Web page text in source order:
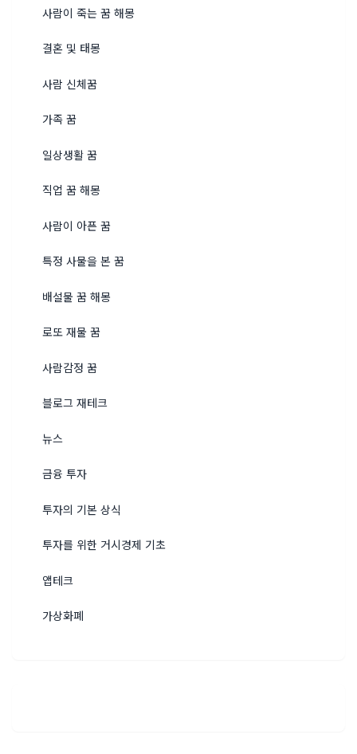
사람이 죽는 꿈 해몽
결혼 및 태몽
사람 신체꿈
가족 꿈
일상생활 꿈
직업 꿈 해몽
사람이 아픈 꿈
특정 사물을 본 꿈
배설물 꿈 해몽
로또 재물 꿈
사람감정 꿈
블로그 재테크
뉴스
금융 투자
투자의 기본 상식
투자를 위한 거시경제 기초
앱테크
가상화폐